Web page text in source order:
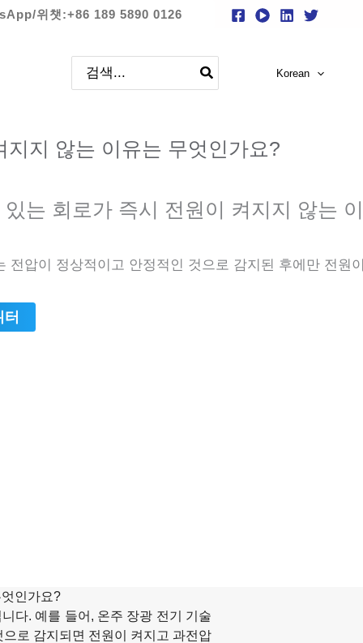
위챗:+86 189 5890 0126
색:
Korean
지 않는 이유는 무엇인가요?
는 회로가 즉시 전원이 켜지지 않는 이
전압이 정상적이고 안정적인 것으로 감지된 후에만 전원
인가요?
다. 예를 들어, 온주 장광 전기 기술
로 감지되면 전원이 켜지고 과전압